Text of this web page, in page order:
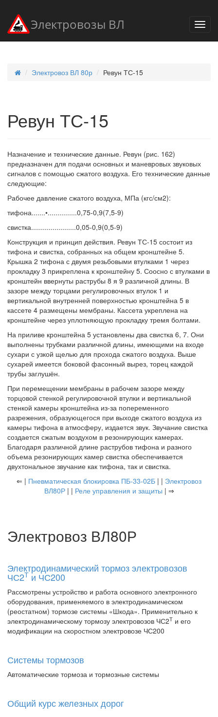
Электровозы ВЛ
Электровоз ВЛ 80р Ревун ТС-15
Ревун ТС-15
Назначение и технические данные. Ревун (рис. 162)
предназначен для подачи основных и маневровых звуковых
сигналов с помощью сжатого воздуха. Его технические данные
следующие:
Рабочее давление сжатого воздуха, МПа (кгс/см2):
тифона.......•...............0,75-0,9(7,5-9)
свистка.......................0,05-0,9(0,5-9)
Конструкция и принцип действия. Ревун ТС-15 состоит из
тифона и свистка, собранных на общем кронштейне 5.
Крышка 2 тифона с двумя резьбовыми втулками 1 через
прокладку 3 прикреплена к кронштейну 5. Соосно с втулками в
кронштейн ввернуты раструбы 8 я 9 различной длины. В
зазоре между торцами регулировочных втулок 1 и
вертикальной внутренней поверхностью кронштейна 5 в
кассете 4 размещены мембраны. Кассета укреплена на
кронштейне через уплотняющую прокладку тремя болтами.
На приливе кронштейна 5 установлены два свистка 6, 7. Они
выполнены трубками различной длины, имеющими на входе
сухари с узкой щелью для прохода сжатого воздуха. Выше
сухарей имеется боковой фасонный вырез, торец каждой
трубы заглушён.
При перемещении мембраны в рабочем зазоре между
торцовой стенкой регулировочной втулки и вертикальной
стенкой камеры кронштейна из-за попеременного
разрежения, образующегося при выходе сжатого воздуха из
камеры тифона в атмосферу, издается звук. Звучание свистка
создается сжатым воздухом в резонирующих камерах.
Благодаря различной длине раструбов тифона и разного
объема резонирующих камер свистка обеспечивается
двухтональное звучание как тифона, так и свистка.
⇐ | Пневматическая блокировка ПБ-33-02Б | | Электровоз
ВЛ80Р| | Реле управления и защиты | ⇒
Электровоз ВЛ80Р
Электродинамический тормоз электровозов
ЧС2Т и ЧС200
Рассмотрены устройство и работа основного электронного
оборудования, применяемого в электродинамическом
(реостатном) тормозе системы «Шкода». Применительно к
электродинамическому тормозу электровозов ЧС2Т и его
модификации на скоростном электровозе ЧС200
Системы тормозов
Автоматические тормоза и тормозные системы
Общий курс железных дорог